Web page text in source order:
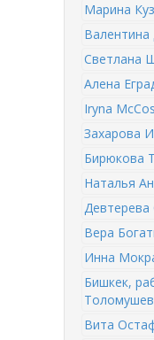
Марина
Светлана
Алена
Iryna
Захарова
Бирюкова
Наталья
Девтерева
Вера
Инна
Бишкек,
Вита